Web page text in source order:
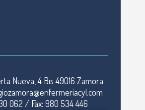
Nueva, 4 Bis 49016 Zamora
062 / Fax: 980 534 446